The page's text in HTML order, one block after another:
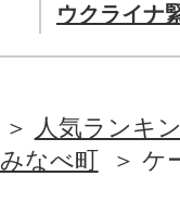
ウクライナ
人気ランキ
みなべ町 ケ